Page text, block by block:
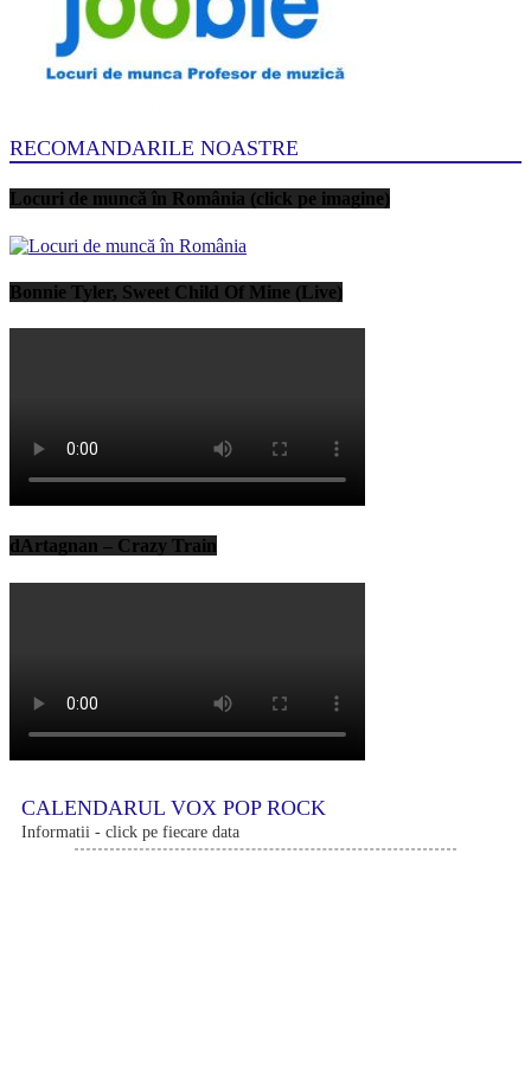
RECOMANDARILE NOASTRE
Locuri de muncă în România (click pe imagine)
Bonnie Tyler, Sweet Child Of Mine (Live)
dArtagnan – Crazy Train
CALENDARUL VOX POP ROCK
Informatii - click pe fiecare data